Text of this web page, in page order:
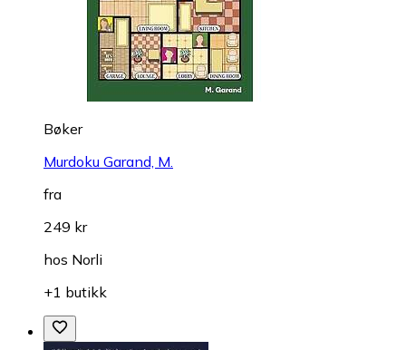
Bøker
Murdoku Garand, M.
fra
249 kr
hos Norli
+1 butikk